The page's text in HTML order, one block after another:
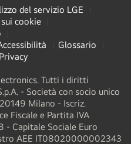
del servizio LGE
cookie
Glossario
Tutti i diritti
- Società con socio unico
Milano - Iscriz.
Fiscale e Partita IVA
- Capitale Sociale Euro
AEE IT08020000002343​